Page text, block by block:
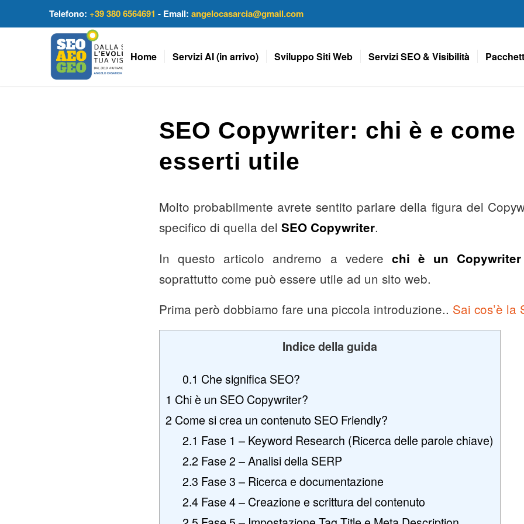
Telefono: +39 380 6564691 - Email: angelocasarcia@gmail.com
Home Servizi AI (in arrivo) Sviluppo Siti Web Servizi SEO & Visibilità
SEO Copywriter: chi è e come
esserti utile
Molto probabilmente avrete sentito parlare della figura del
specifico di quella del SEO Copywriter.
In questo articolo andremo a vedere chi è un Copywriter
soprattutto come può essere utile ad un sito web.
Prima però dobbiamo fare una piccola introduzione.. Sai cos’è la
Indice della guida
0.1 Che significa SEO?
1 Chi è un SEO Copywriter?
2 Come si crea un contenuto SEO Friendly?
2.1 Fase 1 – Keyword Research (Ricerca delle parole chiave)
2.2 Fase 2 – Analisi della SERP
2.3 Fase 3 – Ricerca e documentazione
2.4 Fase 4 – Creazione e scrittura del contenuto